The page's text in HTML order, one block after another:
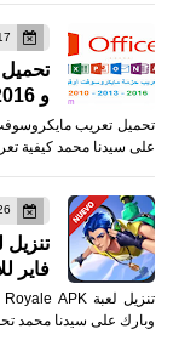
17 سبتمبر
و 2016
على سيدنا محمد كيفية
26
فاير
وبارك على سيدنا محمد